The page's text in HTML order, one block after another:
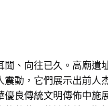
、向往已久。高廟遺
動，它們展示出前人
良傳統文明傳佈中施